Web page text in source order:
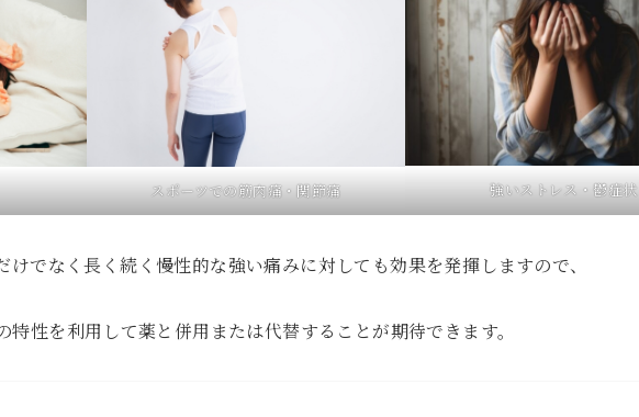
スポーツでの筋肉痛・関節痛 強いストレス・鬱症状
けでなく長く続く慢性的な強い痛みに対しても効果を発揮しますので、
特性を利用して薬と併用または代替することが期待できます。